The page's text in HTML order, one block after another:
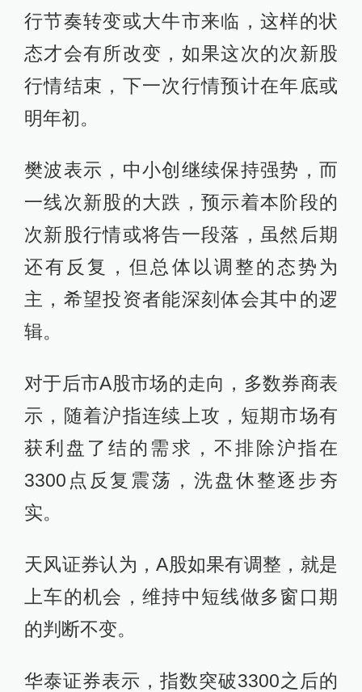
行节奏转变或大牛市来临，这样的状
态才会有所改变，如果这次的次新股
行情结束，下一次行情预计在年底或
明年初。
樊波表示，中小创继续保持强势，而
一线次新股的大跌，预示着本阶段的
次新股行情或将告一段落，虽然后期
还有反复，但总体以调整的态势为
主，希望投资者能深刻体会其中的逻
辑。
对于后市A股市场的走向，多数券商表
示，随着沪指连续上攻，短期市场有
获利盘了结的需求，不排除沪指在
3300点反复震荡，洗盘休整逐步夯
实。
天风证券认为，A股如果有调整，就是
上车的机会，维持中短线做多窗口期
的判断不变。
华泰证券表示，指数突破3300之后的